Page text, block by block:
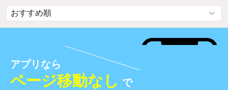
アプリなら
ページ移動なし で